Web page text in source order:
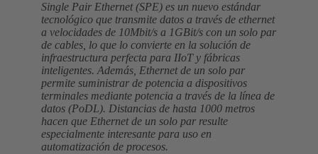
Single Pair Ethernet (SPE) es un nuevo estándar
tecnológico que transmite datos a través de ethernet
a velocidades de 10Mbit/s a 1GBit/s con un solo par
de cables, lo que lo convierte en la solución de
infraestructura perfecta para IIoT y fábricas
inteligentes. Además, Ethernet de un solo par
permite suministrar de potencia a dispositivos
terminales mediante potencia a través de la línea de
datos (PoDL). Distancias de hasta 1000 metros
hacen que Ethernet de un solo par resulte
especialmente interesante para uso en
automatización de procesos.